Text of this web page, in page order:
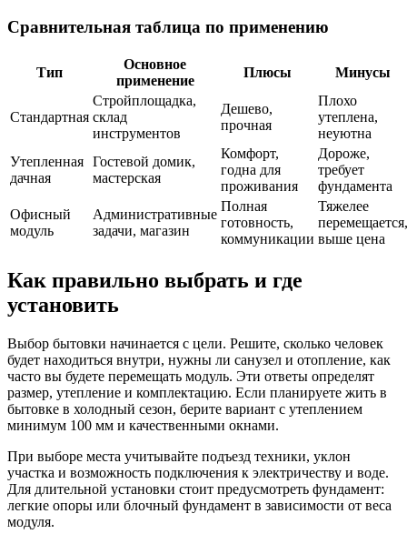
Сравнительная таблица по применению
Тип
Основное
применение
Плюсы Минусы
Стандартная
Стройплощадка,
склад
инструментов
Дешево,
прочная
Плохо
утеплена,
неуютна
Утепленная
дачная
Гостевой домик,
мастерская
Комфорт,
годна для
проживания
Дороже,
требует
фундамента
Офисный
модуль
Административные
задачи, магазин
Полная
готовность,
коммуникации
Тяжелее
перемещается,
выше цена
Как правильно выбрать и где
установить
Выбор бытовки начинается с цели. Решите, сколько человек
будет находиться внутри, нужны ли санузел и отопление, как
часто вы будете перемещать модуль. Эти ответы определят
размер, утепление и комплектацию. Если планируете жить в
бытовке в холодный сезон, берите вариант с утеплением
минимум 100 мм и качественными окнами.
При выборе места учитывайте подъезд техники, уклон
участка и возможность подключения к электричеству и воде.
Для длительной установки стоит предусмотреть фундамент:
легкие опоры или блочный фундамент в зависимости от веса
модуля.